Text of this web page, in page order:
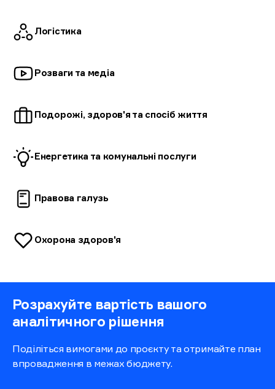
Логістика
Розваги та медіа
Подорожі, здоров'я та спосіб життя
Енергетика та комунальні послуги
Правова галузь
Охорона здоров'я
Розрахуйте вартість вашого
аналітичного рішення
Поділіться вимогами до проєкту та отримайте план
впровадження в межах бюджету.